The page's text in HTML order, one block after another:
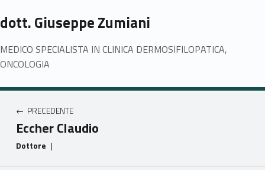
dott. Giuseppe Zumiani
MEDICO SPECIALISTA IN CLINICA DERMOSIFILOPATICA,
ONCOLOGIA
Navigazione articoli
PRECEDENTE
Eccher Claudio
Dottore |